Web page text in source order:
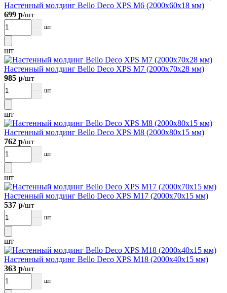
Настенный молдинг Bellо Deco XPS М6 (2000х60х18 мм)
699 р/шт
шт
шт
Настенный молдинг Bellо Deco XPS М7 (2000х70х28 мм)
985 р/шт
шт
шт
Настенный молдинг Bellо Deco XPS М8 (2000х80х15 мм)
762 р/шт
шт
шт
Настенный молдинг Bellо Deco XPS М17 (2000х70х15 мм)
537 р/шт
шт
шт
Настенный молдинг Bellо Deco XPS М18 (2000х40х15 мм)
363 р/шт
шт